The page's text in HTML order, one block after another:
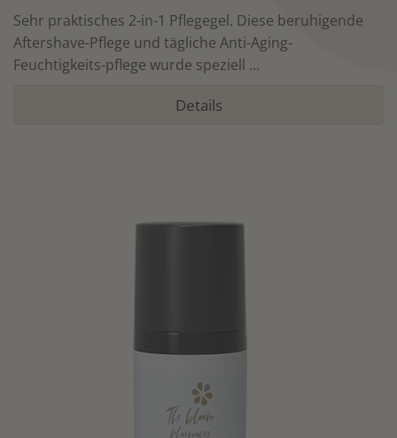
Sehr praktisches 2-in-1 Pflegegel. Diese beruhigende
Aftershave-Pflege und tägliche Anti-Aging-
Feuchtigkeits-pflege wurde speziell ...
Details